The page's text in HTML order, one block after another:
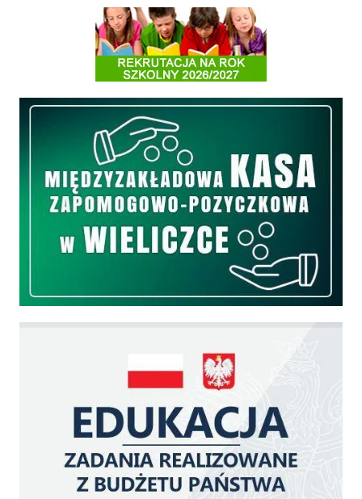
Informacja o terminach rekrutacji na rok szkolny 2026/2027
Międzyzakładowa Kasa Zapomogowo - Pożyczkowa